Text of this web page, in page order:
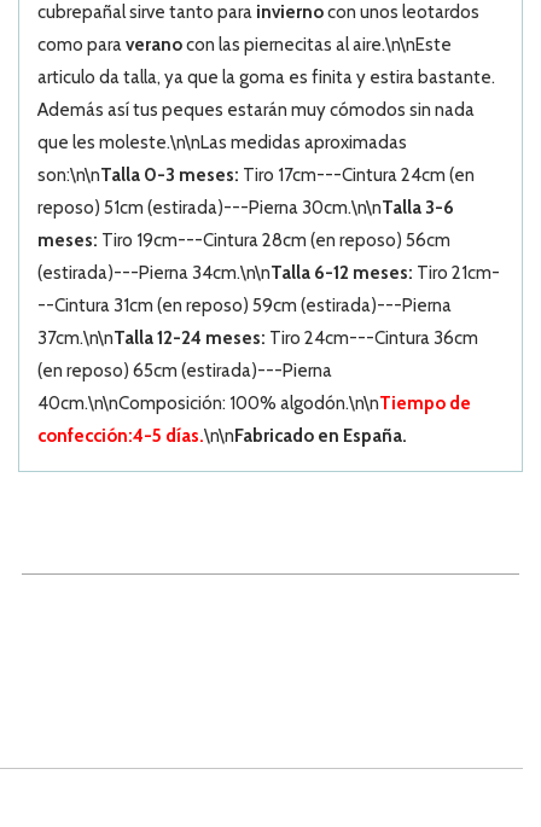
cubrepañal sirve tanto para inviernocon unos leotardos
como paraveranocon las piernecitas al aire.\n\nEste
articulo da talla, ya que la goma es finita y estira bastante.
Además así tus peques estarán muy cómodos sin nada
que les moleste.\n\nLas medidas aproximadas
son:\n\nTalla 0-3 meses: Tiro 17cm---Cintura 24cm (en
reposo) 51cm (estirada)---Pierna 30cm.\n\nTalla 3-6
meses: Tiro 19cm---Cintura 28cm (en reposo) 56cm
(estirada)---Pierna 34cm.\n\nTalla 6-12 meses: Tiro 21cm-
--Cintura 31cm (en reposo) 59cm (estirada)---Pierna
37cm.\n\nTalla 12-24 meses: Tiro 24cm---Cintura 36cm
(en reposo) 65cm (estirada)---Pierna
40cm.\n\nComposición: 100% algodón.\n\nTiempo de
confección:4-5 días.\n\nFabricado en España.